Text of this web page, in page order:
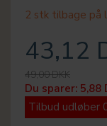
2 stk tilbage på
43,12
49,00 DKK
Du sparer: 5,88
Tilbud udløber